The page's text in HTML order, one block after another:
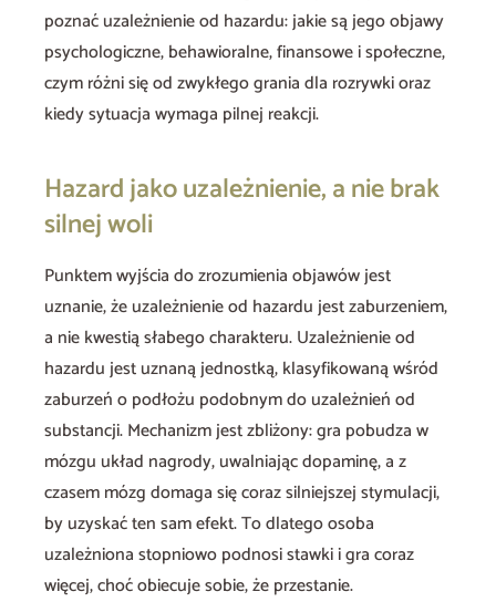
poznać uzależnienie od hazardu: jakie są jego objawy
psychologiczne, behawioralne, finansowe i społeczne,
czym różni się od zwykłego grania dla rozrywki oraz
kiedy sytuacja wymaga pilnej reakcji.
Hazard jako uzależnienie, a nie brak
silnej woli
Punktem wyjścia do zrozumienia objawów jest
uznanie, że uzależnienie od hazardu jest zaburzeniem,
a nie kwestią słabego charakteru. Uzależnienie od
hazardu jest uznaną jednostką, klasyfikowaną wśród
zaburzeń o podłożu podobnym do uzależnień od
substancji. Mechanizm jest zbliżony: gra pobudza w
mózgu układ nagrody, uwalniając dopaminę, a z
czasem mózg domaga się coraz silniejszej stymulacji,
by uzyskać ten sam efekt. To dlatego osoba
uzależniona stopniowo podnosi stawki i gra coraz
więcej, choć obiecuje sobie, że przestanie.